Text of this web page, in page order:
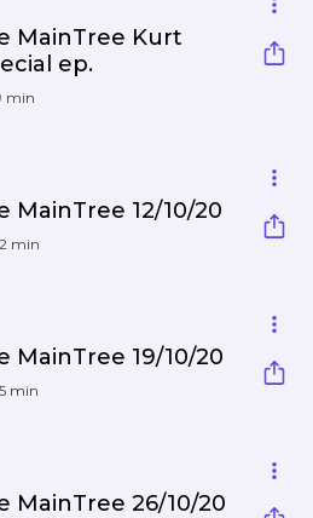
MainTree Kurt
ep.
min
MainTree 12/10/20
2 min
MainTree 19/10/20
5 min
MainTree 26/10/20